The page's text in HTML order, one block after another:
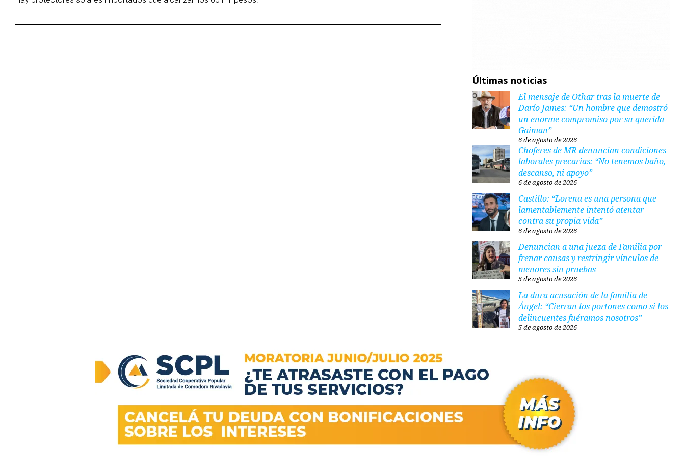
Últimas noticias
El mensaje de Othar tras la muerte de
Darío James: “Un hombre que demostró
un enorme compromiso por su querida
Gaiman”
6 de agosto de 2026
Choferes de MR denuncian condiciones
laborales precarias: “No tenemos baño,
descanso, ni apoyo”
6 de agosto de 2026
Castillo: “Lorena es una persona que
lamentablemente intentó atentar
contra su propia vida”
6 de agosto de 2026
Denuncian a una jueza de Familia por
frenar causas y restringir vínculos de
menores sin pruebas
5 de agosto de 2026
La dura acusación de la familia de
Ángel: “Cierran los portones como si los
delincuentes fuéramos nosotros”
5 de agosto de 2026